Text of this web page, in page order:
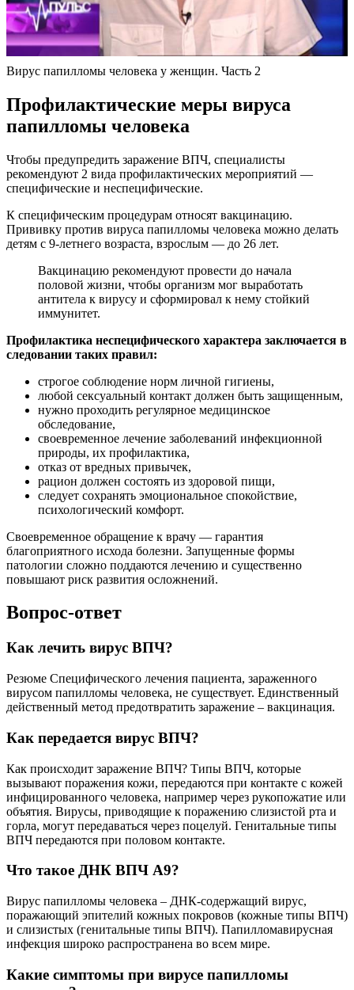
Вирус папилломы человека у женщин. Часть 2
Профилактические меры вируса
папилломы человека
Чтобы предупредить заражение ВПЧ, специалисты
рекомендуют 2 вида профилактических мероприятий —
специфические и неспецифические.
К специфическим процедурам относят вакцинацию.
Прививку против вируса папилломы человека можно делать
детям с 9-летнего возраста, взрослым — до 26 лет.
Вакцинацию рекомендуют провести до начала
половой жизни, чтобы организм мог выработать
антитела к вирусу и сформировал к нему стойкий
иммунитет.
Профилактика неспецифического характера заключается в
следовании таких правил:
строгое соблюдение норм личной гигиены,
любой сексуальный контакт должен быть защищенным,
нужно проходить регулярное медицинское
обследование,
своевременное лечение заболеваний инфекционной
природы, их профилактика,
отказ от вредных привычек,
рацион должен состоять из здоровой пищи,
следует сохранять эмоциональное спокойствие,
психологический комфорт.
Своевременное обращение к врачу — гарантия
благоприятного исхода болезни. Запущенные формы
патологии сложно поддаются лечению и существенно
повышают риск развития осложнений.
Вопрос-ответ
Как лечить вирус ВПЧ?
Резюме Специфического лечения пациента, зараженного
вирусом папилломы человека, не существует. Единственный
действенный метод предотвратить заражение – вакцинация.
Как передается вирус ВПЧ?
Как происходит заражение ВПЧ? Типы ВПЧ, которые
вызывают поражения кожи, передаются при контакте с кожей
инфицированного человека, например через рукопожатие или
объятия. Вирусы, приводящие к поражению слизистой рта и
горла, могут передаваться через поцелуй. Генитальные типы
ВПЧ передаются при половом контакте.
Что такое ДНК ВПЧ А9?
Вирус папилломы человека – ДНК-содержащий вирус,
поражающий эпителий кожных покровов (кожные типы ВПЧ)
и слизистых (генитальные типы ВПЧ). Папилломавирусная
инфекция широко распространена во всем мире.
Какие симптомы при вирусе папилломы